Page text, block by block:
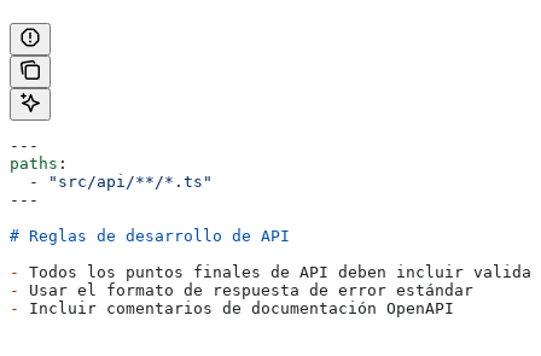
---
paths :
  -
"src/api/**/*.ts"
---
# Reglas de desarrollo de API
-
Todos los puntos finales de API deben incluir
-
Usar el formato de respuesta de error estándar
-
Incluir comentarios de documentación OpenAPI